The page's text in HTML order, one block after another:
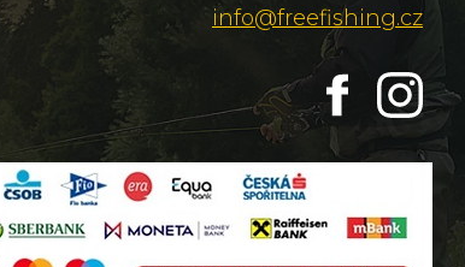
info@freefishing.cz